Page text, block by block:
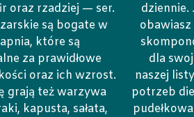
oraz rzadziej — ser.
są bogate w
które są
za prawidłowe
oraz ich wzrost.
grają też warzywa
kapusta, sałata,
dziennie.
dla
naszej
potrzeb